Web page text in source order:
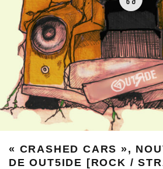
« CRASHED CARS »,
DE OUT5IDE [ROCK /